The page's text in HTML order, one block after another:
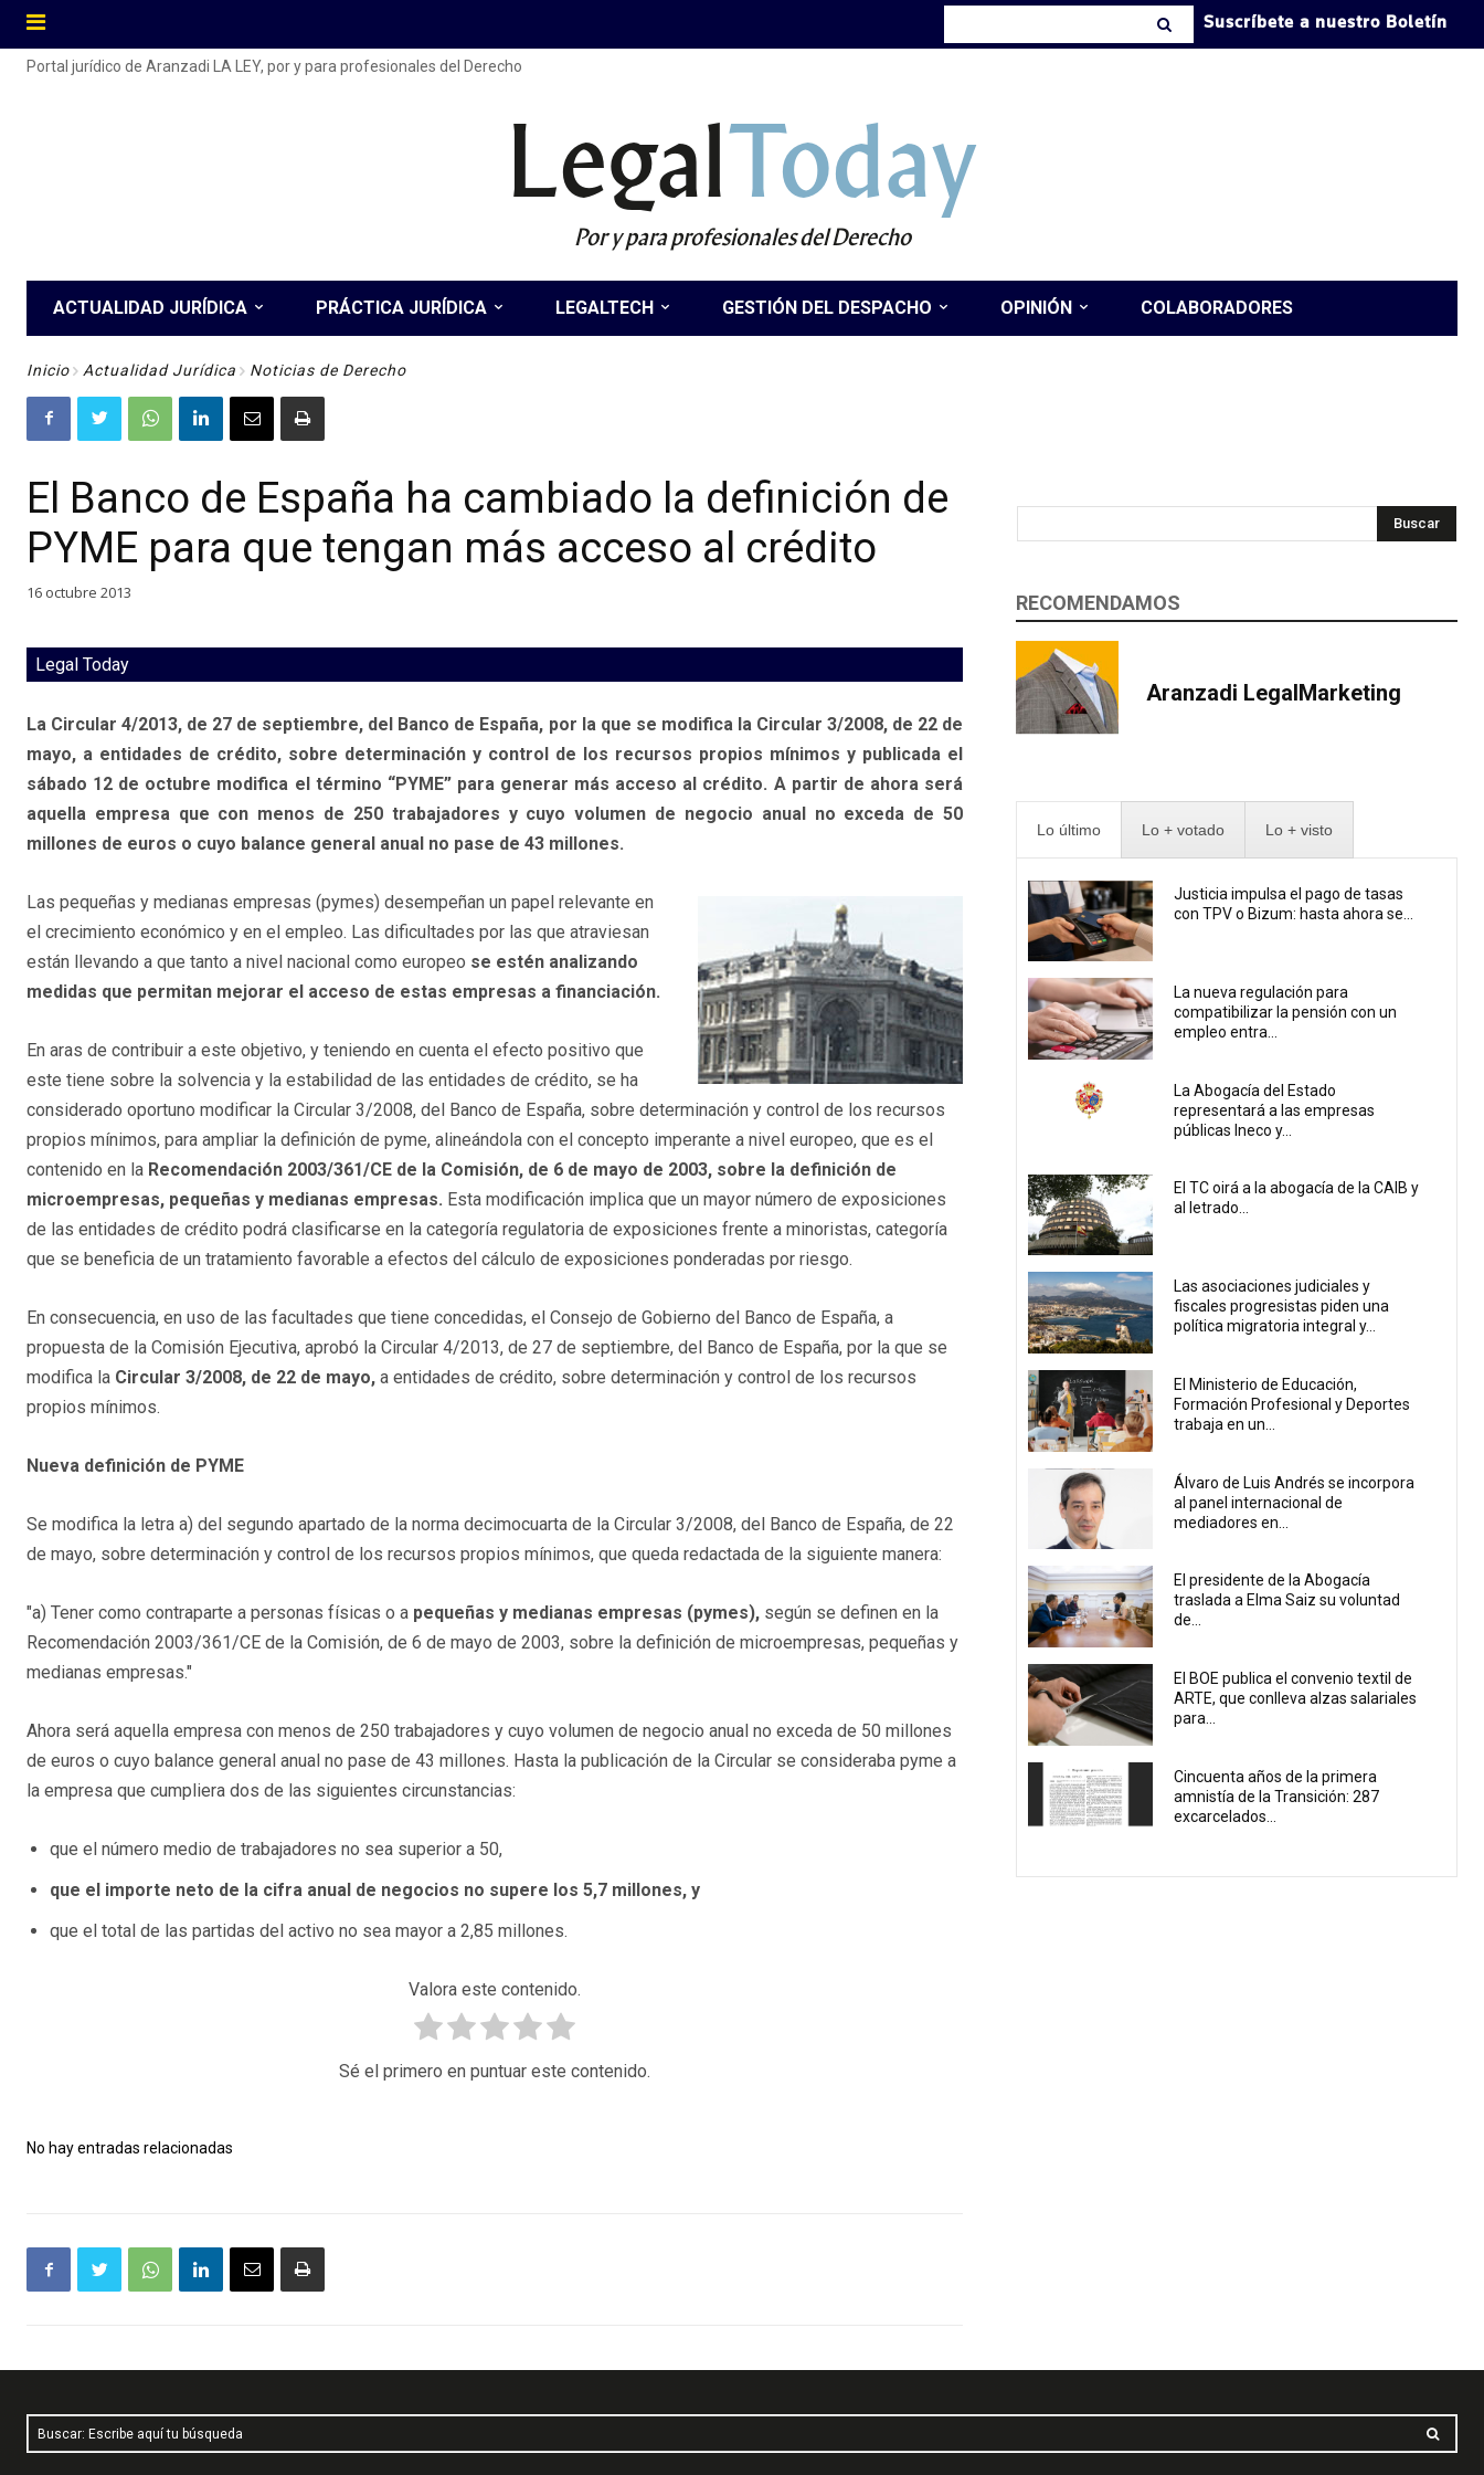
Suscríbete a nuestro Boletín
Portal jurídico de Aranzadi LA LEY, por y para profesionales del Derecho
LegalToday
Por y para profesionales del Derecho
ACTUALIDAD JURÍDICA PRÁCTICA JURÍDICA LEGALTECH GESTIÓN DEL DESPACHO OPINIÓN COLABORADORES
Inicio Actualidad Jurídica Noticias de Derecho
El Banco de España ha cambiado la definición de
PYME para que tengan más acceso al crédito
16 octubre 2013
Legal Today
La Circular 4/2013, de 27 de septiembre, del Banco de España, por la que se modifica la Circular 3/2008, de 22 de
mayo, a entidades de crédito, sobre determinación y control de los recursos propios mínimos y publicada el
sábado 12 de octubre modifica el término “PYME” para generar más acceso al crédito. A partir de ahora será
aquella empresa que con menos de 250 trabajadores y cuyo volumen de negocio anual no exceda de 50
millones de euros o cuyo balance general anual no pase de 43 millones.
Las pequeñas y medianas empresas (pymes) desempeñan un papel relevante en
el crecimiento económico y en el empleo. Las dificultades por las que atraviesan
están llevando a que tanto a nivel nacional como europeo se estén analizando
medidas que permitan mejorar el acceso de estas empresas a financiación.
En aras de contribuir a este objetivo, y teniendo en cuenta el efecto positivo que
este tiene sobre la solvencia y la estabilidad de las entidades de crédito, se ha
considerado oportuno modificar la Circular 3/2008, del Banco de España, sobre determinación y control de los recursos
propios mínimos, para ampliar la definición de pyme, alineándola con el concepto imperante a nivel europeo, que es el
contenido en la Recomendación 2003/361/CE de la Comisión, de 6 de mayo de 2003, sobre la definición de
microempresas, pequeñas y medianas empresas. Esta modificación implica que un mayor número de exposiciones
de las entidades de crédito podrá clasificarse en la categoría regulatoria de exposiciones frente a minoristas, categoría
que se beneficia de un tratamiento favorable a efectos del cálculo de exposiciones ponderadas por riesgo.
En consecuencia, en uso de las facultades que tiene concedidas, el Consejo de Gobierno del Banco de España, a
propuesta de la Comisión Ejecutiva, aprobó la Circular 4/2013, de 27 de septiembre, del Banco de España, por la que se
modifica la Circular 3/2008, de 22 de mayo, a entidades de crédito, sobre determinación y control de los recursos
propios mínimos.
Nueva definición de PYME
Se modifica la letra a) del segundo apartado de la norma decimocuarta de la Circular 3/2008, del Banco de España, de 22
de mayo, sobre determinación y control de los recursos propios mínimos, que queda redactada de la siguiente manera:
"a) Tener como contraparte a personas físicas o a pequeñas y medianas empresas (pymes), según se definen en la
Recomendación 2003/361/CE de la Comisión, de 6 de mayo de 2003, sobre la definición de microempresas, pequeñas y
medianas empresas."
Ahora será aquella empresa con menos de 250 trabajadores y cuyo volumen de negocio anual no exceda de 50 millones
de euros o cuyo balance general anual no pase de 43 millones. Hasta la publicación de la Circular se consideraba pyme a
la empresa que cumpliera dos de las siguientes circunstancias:
que el número medio de trabajadores no sea superior a 50,
que el importe neto de la cifra anual de negocios no supere los 5,7 millones, y
que el total de las partidas del activo no sea mayor a 2,85 millones.
Valora este contenido.
Sé el primero en puntuar este contenido.
No hay entradas relacionadas
Buscar
RECOMENDAMOS
Aranzadi LegalMarketing
Lo último Lo + votado Lo + visto
Justicia impulsa el pago de tasas
con TPV o Bizum: hasta ahora se...
La nueva regulación para
compatibilizar la pensión con un
empleo entra...
La Abogacía del Estado
representará a las empresas
públicas Ineco y...
El TC oirá a la abogacía de la CAIB y
al letrado...
Las asociaciones judiciales y
fiscales progresistas piden una
política migratoria integral y...
El Ministerio de Educación,
Formación Profesional y Deportes
trabaja en un...
Álvaro de Luis Andrés se incorpora
al panel internacional de
mediadores en...
El presidente de la Abogacía
traslada a Elma Saiz su voluntad
de...
El BOE publica el convenio textil de
ARTE, que conlleva alzas salariales
para...
Cincuenta años de la primera
amnistía de la Transición: 287
excarcelados...
Buscar: Escribe aquí tu búsqueda